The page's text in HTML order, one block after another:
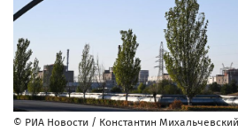
О
нас
© РИА Новости / Константин